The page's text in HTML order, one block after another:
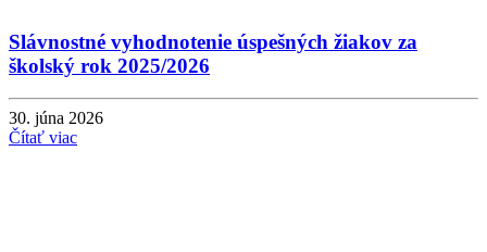
Slávnostné vyhodnotenie úspešných žiakov za
školský rok 2025/2026
30. júna 2026
Čítať viac